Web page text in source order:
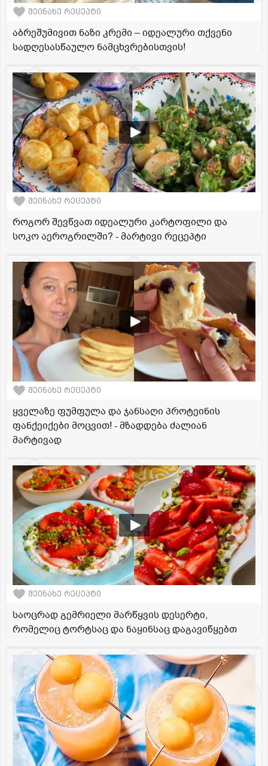
შეინახე რეცეპტი
აბრეშუმივით ნაზი კრემი – იდეალური თქვენი
სადღესასწაულო ნამცხვრებისთვის!
შეინახე რეცეპტი
როგორ შევწვათ იდეალური კარტოფილი და
სოკო აეროგრილში? - მარტივი რეცეპტი
შეინახე რეცეპტი
ყველაზე ფუმფულა და ჯანსაღი პროტეინის
ფანქეიქები მოცვით! - მზადდება ძალიან
მარტივად
შეინახე რეცეპტი
საოცრად გემრიელი მარწყვის დესერტი,
რომელიც ტორტსაც და ნაყინსაც დაგავიწყებთ